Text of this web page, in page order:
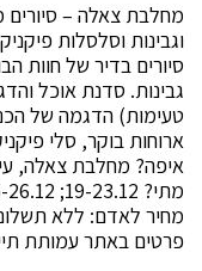
מחלבת צאלה – סיורים
וגבינות וסלסלות פיקניק
סיורים בדיר של חוות
גבינות. סדנת אוכל
טעימות) הדגמה של
ארוחות בוקר, סלי
איפה? מחלבת צאלה,
מתי? 19-23.12; 25-26.12 מהשעה 09:00 בבוקר
מחיר לאדם: ללא
פרטים באתר עמותת